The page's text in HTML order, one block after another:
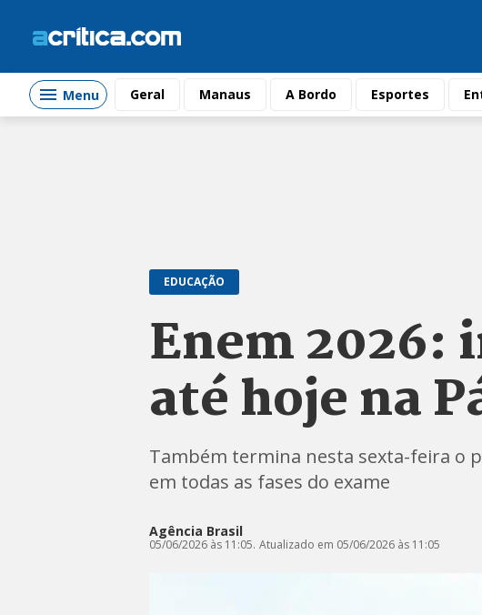
Menu Geral Manaus A Bordo Esportes
EDUCAÇÃO
Enem 2026:
até hoje na
Também termina nesta sexta-feira o
em todas as fases do exame
Agência Brasil
05/06/2026 às 11:05. Atualizado em 05/06/2026 às 11:05